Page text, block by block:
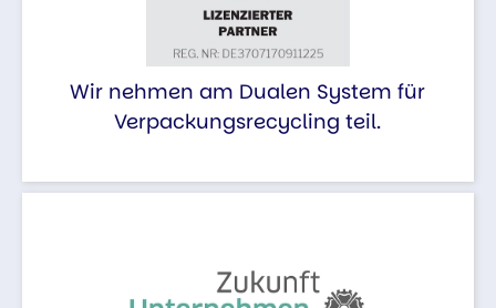
Wir nehmen am Dualen System für
Verpackungsrecycling teil.